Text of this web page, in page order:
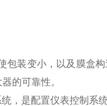
包装变小，以及膜盒
的可靠性。
，是配置仪表控制系